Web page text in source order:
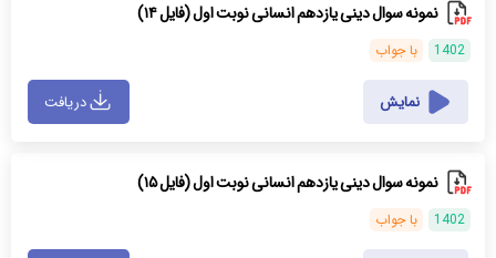
نمونه سوال دینی یازدهم انسانی نوبت اول (فایل ۱۴)
1402 با جواب
نمایش دریافت
نمونه سوال دینی یازدهم انسانی نوبت اول (فایل ۱۵)
1402 با جواب